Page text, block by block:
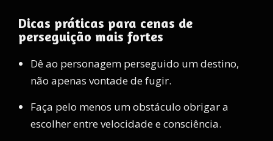
Dicas práticas para cenas de
perseguição mais fortes
Dê ao personagem perseguido um destino,
não apenas vontade de fugir.
Faça pelo menos um obstáculo obrigar a
escolher entre velocidade e consciência.